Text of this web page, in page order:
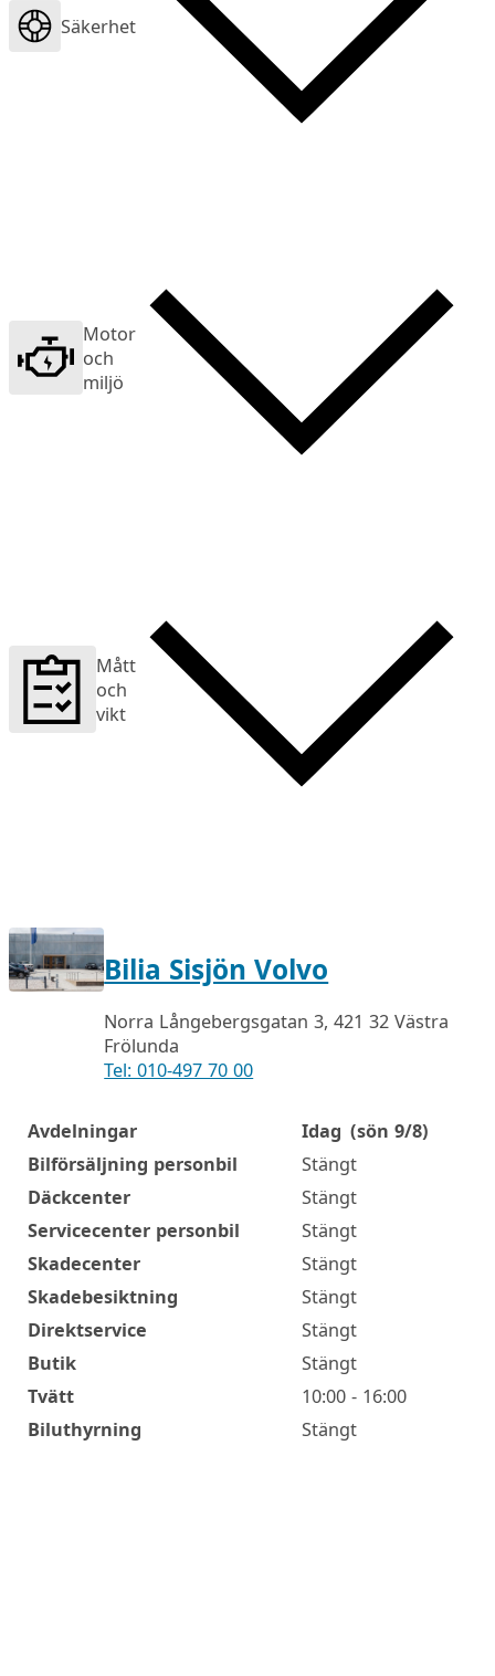
Säkerhet
Motor
och
miljö
Mått
och
vikt
Bilia Sisjön Volvo
Norra Långebergsgatan 3, 421 32 Västra
Frölunda
Tel: 010-497 70 00
Öppettider
Avdelningar Idag (sön 9/8)
Bilförsäljning personbil
Stängt
Däckcenter
Stängt
Servicecenter personbil
Stängt
Skadecenter
Stängt
Skadebesiktning
Stängt
Direktservice
Stängt
Butik
Stängt
Tvätt
10:00 - 16:00
Biluthyrning
Stängt